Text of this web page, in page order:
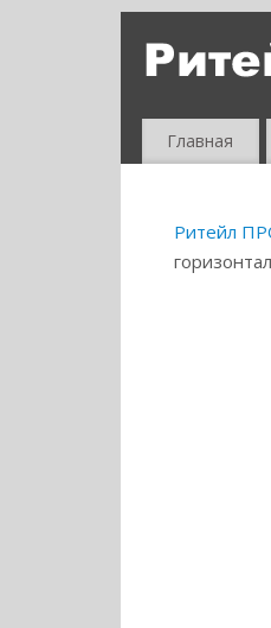
Главная
Ритейл